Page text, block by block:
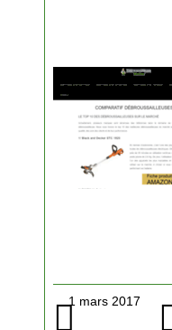
1 mars 2017